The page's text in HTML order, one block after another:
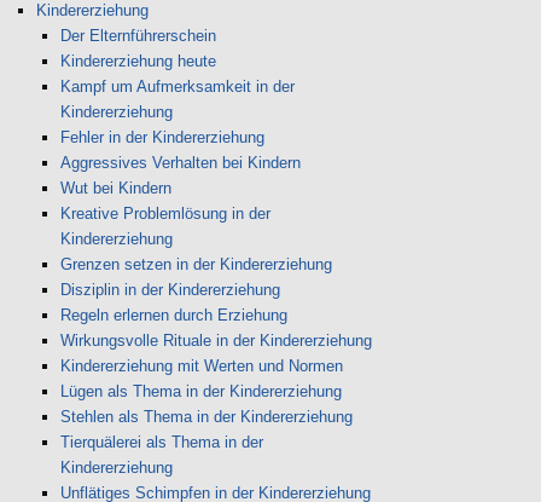
Kindererziehung
Der Elternführerschein
Kindererziehung heute
Kampf um Aufmerksamkeit in der
Kindererziehung
Fehler in der Kindererziehung
Aggressives Verhalten bei Kindern
Wut bei Kindern
Kreative Problemlösung in der
Kindererziehung
Grenzen setzen in der Kindererziehung
Disziplin in der Kindererziehung
Regeln erlernen durch Erziehung
Wirkungsvolle Rituale in der Kindererziehung
Kindererziehung mit Werten und Normen
Lügen als Thema in der Kindererziehung
Stehlen als Thema in der Kindererziehung
Tierquälerei als Thema in der
Kindererziehung
Unflätiges Schimpfen in der Kindererziehung